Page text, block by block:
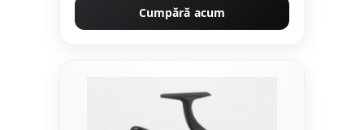
Cumpără acum